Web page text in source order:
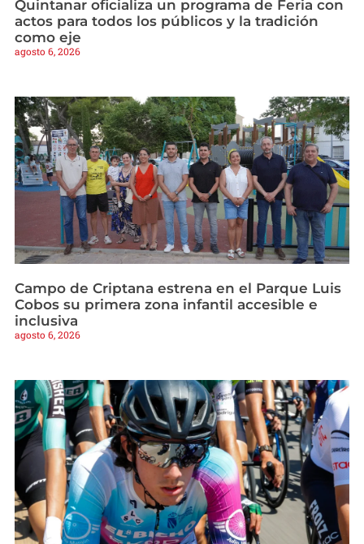
Quintanar oficializa un programa de Feria con
actos para todos los públicos y la tradición
como eje
agosto 6, 2026
Campo de Criptana estrena en el Parque Luis
Cobos su primera zona infantil accesible e
inclusiva
agosto 6, 2026